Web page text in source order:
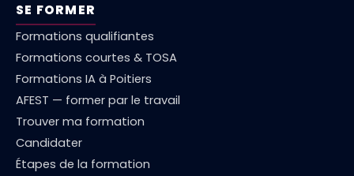
SE FORMER
Formations qualifiantes
Formations courtes & TOSA
Formations IA à Poitiers
AFEST — former par le travail
Trouver ma formation
Candidater
Étapes de la formation